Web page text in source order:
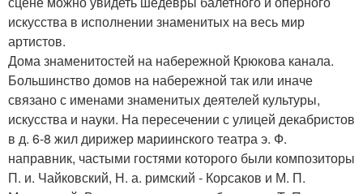
искусства в исполнении знаменитых на весь мир
артистов.
Дома знаменитостей на набережной Крюкова канала.
Большинство домов на набережной так или иначе
связано с именами знаменитых деятелей культуры,
искусства и науки. На пересечении с улицей декабристов
в д. 6-8 жил дирижер мариинского театра э. Ф.
направник, частыми гостями которого были композиторы
П. и. Чайковский, Н. а. римский - Корсаков и М. П.